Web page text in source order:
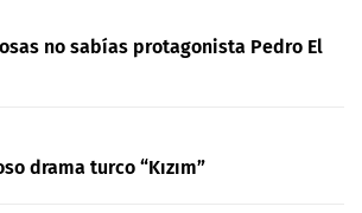
no sabías protagonista Pedro El
drama turco “Kızım”